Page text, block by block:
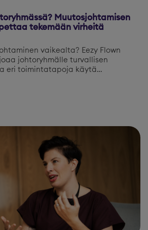
Muutosjohtamisen
tekemään virheitä
vaikealta? Eezy Flown
johtoryhmälle turvallisen
eri toimintatapoja käytä…